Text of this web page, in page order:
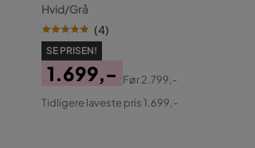
Hvid/Grå
(4)
SE PRISEN!
Pris
1.699,-
Original
Før2.799,-
Tidligere laveste pris 1.699,-